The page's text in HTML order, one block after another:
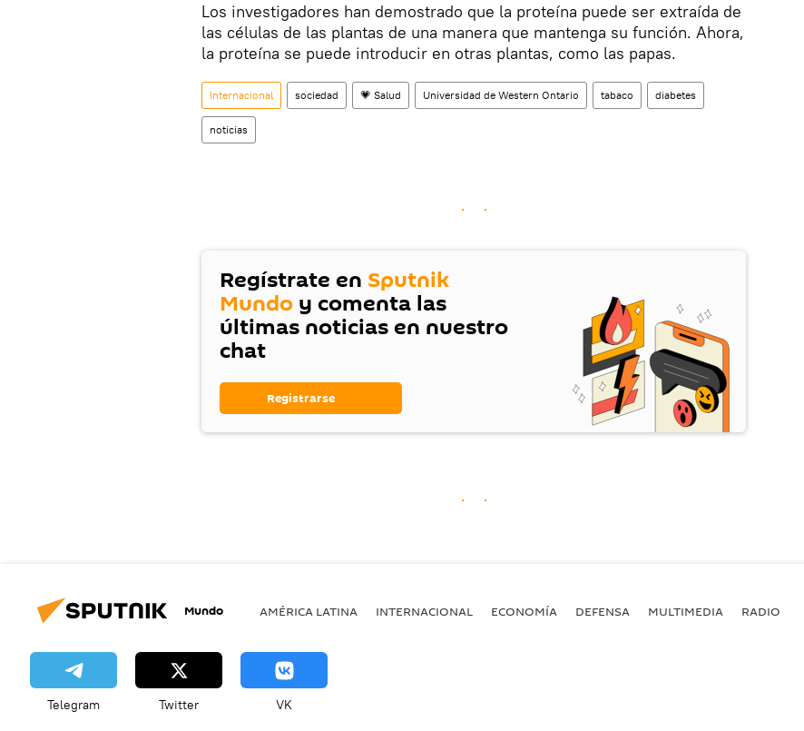
Los investigadores han demostrado que la proteína puede ser extraída de
las células de las plantas de una manera que mantenga su función. Ahora,
la proteína se puede introducir en otras plantas, como las papas.
Internacional sociedad 💗 Salud Universidad de Western Ontario tabaco diabetes
noticias
Regístrate en Sputnik
Mundo y comenta las
últimas noticias en nuestro
chat
Registrarse
Mundo AMÉRICA LATINA INTERNACIONAL ECONOMÍA DEFENSA MULTIMEDIA RADIO
Telegram Twitter VK